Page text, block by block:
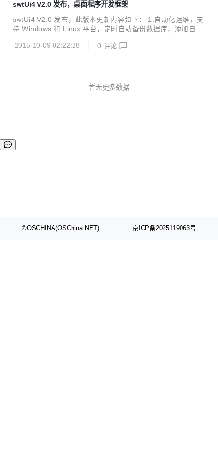
兴趣的可以一起维护和扩展，扩展 rcp，swt 方向在国内市场
的应用。
swtUi4 V2.0 发布，桌面程序开发框架
swtUi4 V2.0 发布，此版本更新内容如下： 1.自动化运维，支
持 Windows 和 Linux 平台，定时自动备份数据库，添加自动
2.重构工程代码便于部署和开发 基于 swt，jface 特殊场景还
兴趣的可以一起维护和扩展，扩展 rcp，swt 方向在国内市场
2015-10-09 02:22:28 0 评论
暂无更多数据
©OSCHINA(OSChina.NET) 京ICP备2025119063号